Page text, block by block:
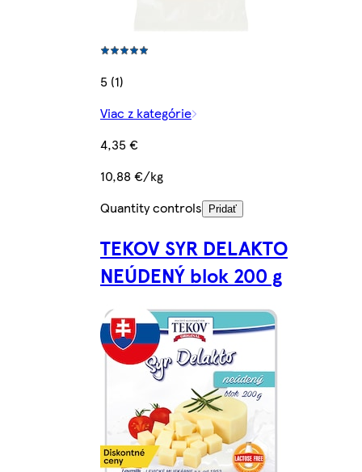
5 (1)
Viac z kategórie
4,35 €
10,88 €/kg
Quantity controls
Pridať
TEKOV SYR DELAKTO
NEÚDENÝ blok 200 g